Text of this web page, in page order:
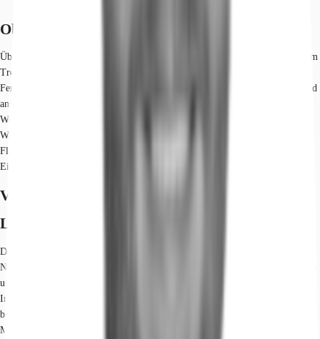
Objekt
Über eine repräsentative Eingangshalle gelangt man zu den Aufzügen und zum
Treppenhaus. Die Mietflächen sind durch ihre Raumhöhe und bodentiefe
Fenster sehr hell. Eine flexible Raumgestaltung ist durch einen effizienten und
ansprechenden Grundriss möglich. Außerdem sind die zum Hof und zum
Westen ausgerichteten Büros mit außenliegendem Sonnenschutz ausgestattet.
Wandsplitgeräte zur Kühlung befinden sich den Büros im 4. und 5. OG. Die
Flächen werden nach Anmietung in Absprache mit dem Mieter durch den
Eigentümer renoviert.
Verfügbare Fläche
Lage und Verkehrsanbindung
Das Objekt liegt westlich von der Innenstadt Münchens, im Stadtteil
Neuhausen-Nymphenburg. Die Trambahnhaltestelle Steubenplatz der Linie 16
und 17 ist in unmittelbarer Nähe zum Objekt. Mit dem Pkw erreicht man die
Innenstadt in ca. 7 Minuten. Über den Mittleren Ring gelangt man schnell und
bequem auf alle umliegenden Autobahnen, zum Flughafen und zum
Messegelände. Geschäfte des täglichen Bedarfs, Restaurants und Hotels